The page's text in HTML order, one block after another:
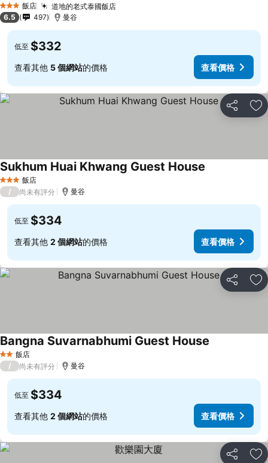
3 星級 飯店 道地的老式泰國飯店
6.5 497 曼谷
低至 $332
查看其他 5 個網站的價格 查看價格
分享 加
3 星級 飯店
Sukhum Huai Khwang Guest House
/ 尚未有評分 曼谷
低至 $334
查看其他 2 個網站的價格 查看價格
分享 加
2 星級飯店
Bangna Suvarnabhumi Guest House
/ 尚未有評分 曼谷
低至 $334
查看其他 2 個網站的價格 查看價格
分享 加